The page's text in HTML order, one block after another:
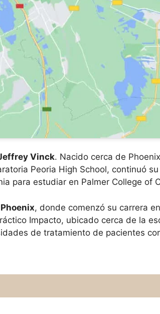
Vinck. Nacido cerca de
Peoria High School, continuó
para estudiar en Palmer College of
, donde comenzó su carrera
Impacto, ubicado cerca de la
de tratamiento de pacientes